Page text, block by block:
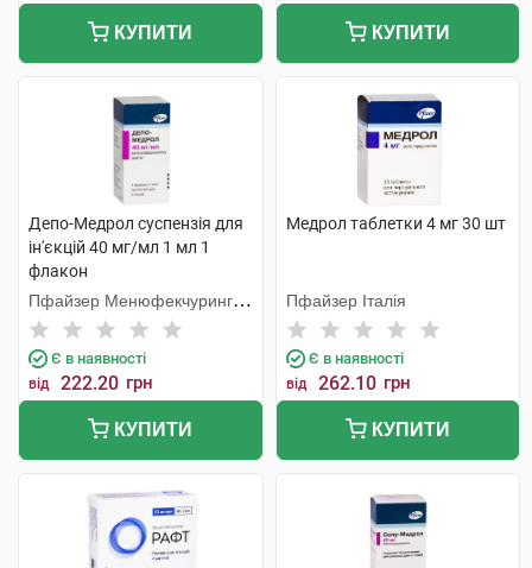
КУПИТИ КУПИТИ
Депо-Медрол суспензія для
ін'єкцій 40 мг/мл 1 мл 1
флакон
Пфайзер Менюфекчуринг
Бельгія
Є в наявності
від 222.20 грн
КУПИТИ
Медрол таблетки 4 мг 30 шт
Пфайзер Італія
Є в наявності
від 262.10 грн
КУПИТИ